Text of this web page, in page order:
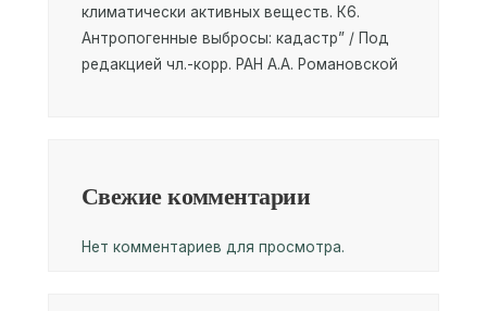
климатически активных веществ. К6.
Антропогенные выбросы: кадастр” / Под
редакцией чл.-корр. РАН А.А. Романовской
Свежие комментарии
Нет комментариев для просмотра.